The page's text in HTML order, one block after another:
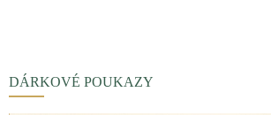
DÁRKOVÉ POUKAZY